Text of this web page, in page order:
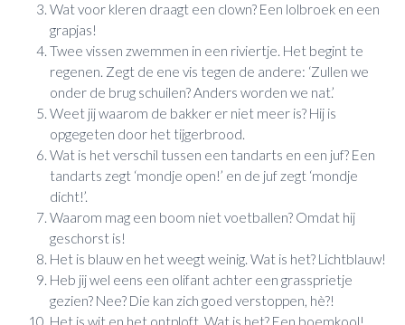
Wat voor kleren draagt een clown? Een lolbroek en een
grapjas!
Twee vissen zwemmen in een riviertje. Het begint te
regenen. Zegt de ene vis tegen de andere: ‘Zullen we
onder de brug schuilen? Anders worden we nat.’
Weet jij waarom de bakker er niet meer is? Hij is
opgegeten door het tijgerbrood.
Wat is het verschil tussen een tandarts en een juf? Een
tandarts zegt ‘mondje open!’ en de juf zegt ‘mondje
dicht!’.
Waarom mag een boom niet voetballen? Omdat hij
geschorst is!
Het is blauw en het weegt weinig. Wat is het? Lichtblauw!
Heb jij wel eens een olifant achter een grassprietje
gezien? Nee? Die kan zich goed verstoppen, hè?!
Het is wit en het ontploft. Wat is het? Een boemkool!